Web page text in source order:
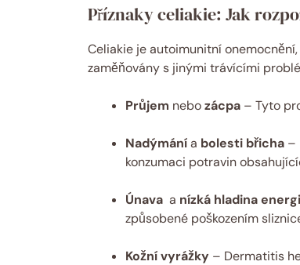
Příznaky celiakie: Jak
Celiakie je autoimunitní
zaměňovány s jinými trávícími
Průjem nebozácpa – Tyto
Nadýmánía bolesti břicha –
konzumaci potravin
Únava ⁢ a nízká⁢ hladina
způsobené poškozením
Kožní vyrážky – Dermatitis